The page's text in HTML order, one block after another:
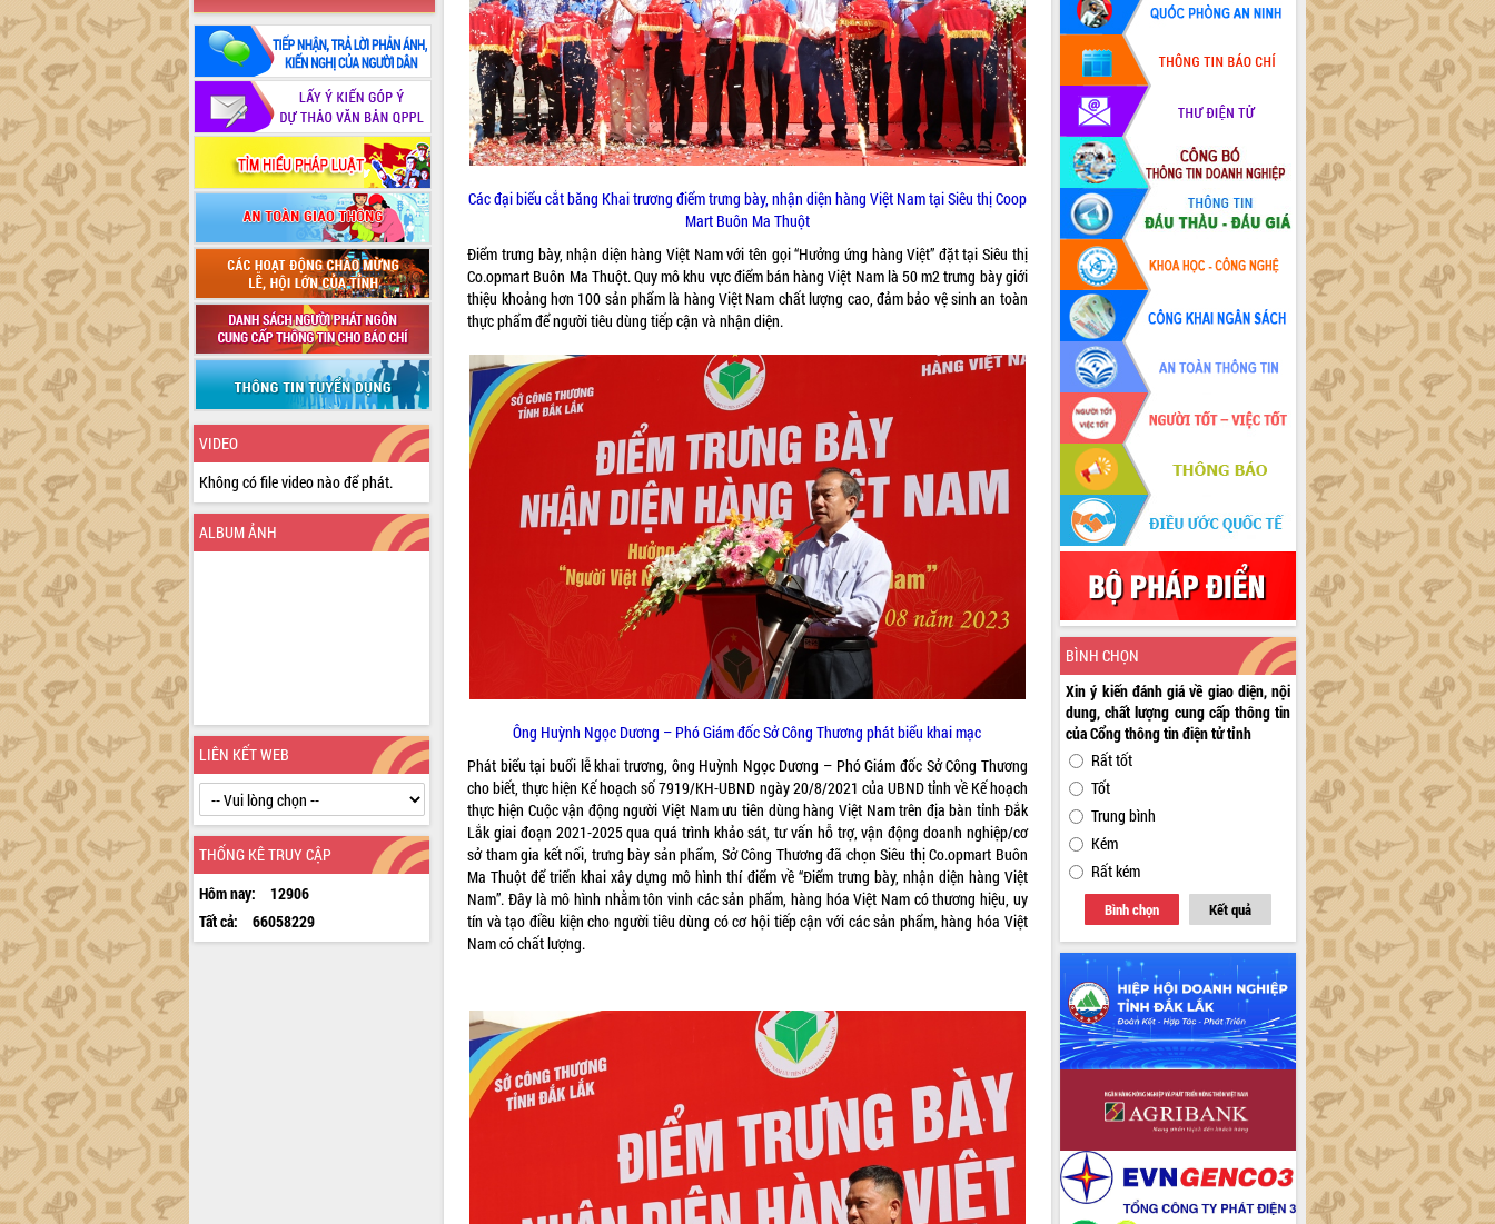
VIDEO
Không có file video nào để phát.
ALBUM ẢNH
LIÊN KẾT WEB
THỐNG KÊ TRUY CẬP
Hôm nay:
12906
Tất cả:
66058229
Các đại biểu cắt băng Khai trương điểm trưng bày, nhận diện hàng Việt Nam tại Siêu thị Coop
Mart Buôn Ma Thuột
Điểm trưng bày, nhận diện hàng Việt Nam với tên gọi “Hưởng ứng hàng Việt” đặt tại Siêu thị
Co.opmart Buôn Ma Thuột. Quy mô khu vực điểm bán hàng Việt Nam là 50 m2 trưng bày giới
thiệu khoảng hơn 100 sản phẩm là hàng Việt Nam chất lượng cao, đảm bảo vệ sinh an toàn
thực phẩm để người tiêu dùng tiếp cận và nhận diện.
Ông Huỳnh Ngọc Dương – Phó Giám đốc Sở Công Thương phát biểu khai mạc
Phát biểu tại buổi lễ khai trương, ông Huỳnh Ngọc Dương – Phó Giám đốc Sở Công Thương
cho biết, thực hiện Kế hoạch số 7919/KH-UBND ngày 20/8/2021 của UBND tỉnh về Kế hoạch
thực hiện Cuộc vận động người Việt Nam ưu tiên dùng hàng Việt Nam trên địa bàn tỉnh Đắk
Lắk giai đoạn 2021-2025 qua quá trình khảo sát, tư vấn hỗ trợ, vận động doanh nghiệp/cơ
sở tham gia kết nối, trưng bày sản phẩm, Sở Công Thương đã chọn Siêu thị Co.opmart Buôn
Ma Thuột để triển khai xây dựng mô hình thí điểm về “Điểm trưng bày, nhận diện hàng Việt
Nam”. Đây là mô hình nhằm tôn vinh các sản phẩm, hàng hóa Việt Nam có thương hiệu, uy
tín và tạo điều kiện cho người tiêu dùng có cơ hội tiếp cận với các sản phẩm, hàng hóa Việt
Nam có chất lượng.
BÌNH CHỌN
Xin ý kiến đánh giá về giao diện, nội
dung, chất lượng cung cấp thông tin
của Cổng thông tin điện tử tỉnh
Rất tốt
Tốt
Trung bình
Kém
Rất kém
Bình chọn Kết quả